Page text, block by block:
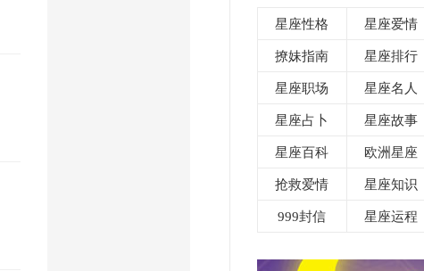
星座性格 星座爱情
撩妹指南 星座排行
星座职场 星座名人
星座占卜 星座故事
星座百科 欧洲星座
抢救爱情 星座知识
999封信 星座运程